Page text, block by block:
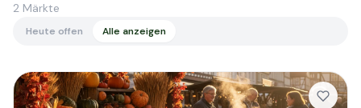
2 Märkte
Heute offen Alle anzeigen